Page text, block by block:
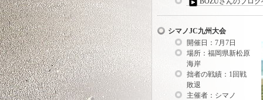
シマノJC九州大会
開催日：7月7日
場所：福岡県新松原
海岸
拙者の戦績：1回戦
敗退
主催者：シマノ